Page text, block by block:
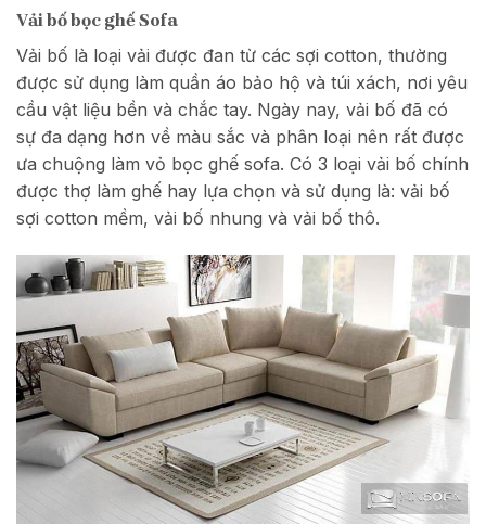
Vải bố bọc ghế Sofa
Vải bố là loại vải được đan từ các sợi cotton, thường
được sử dụng làm quần áo bảo hộ và túi xách, nơi yêu
cầu vật liệu bền và chắc tay. Ngày nay, vải bố đã có
sự đa dạng hơn về màu sắc và phân loại nên rất được
ưa chuộng làm vỏ bọc ghế sofa. Có 3 loại vải bố chính
được thợ làm ghế hay lựa chọn và sử dụng là: vải bố
sợi cotton mềm, vải bố nhung và vải bố thô.